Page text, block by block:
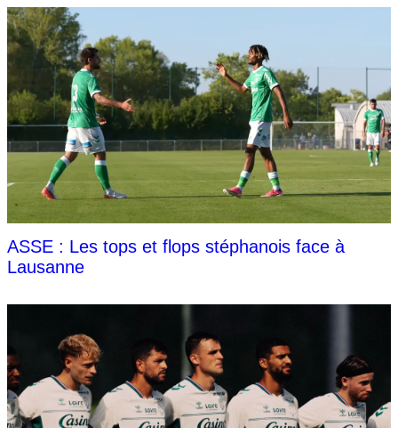
ASSE : Les tops et flops stéphanois face à
Lausanne